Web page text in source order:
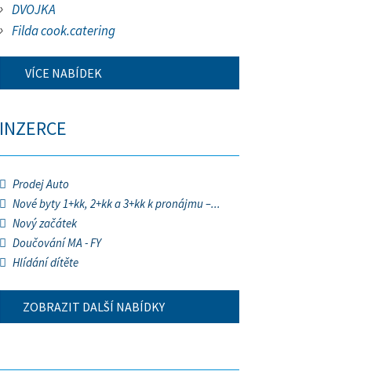
DVOJKA
Filda cook.catering
VÍCE NABÍDEK
INZERCE
Prodej Auto
Nové byty 1+kk, 2+kk a 3+kk k pronájmu –...
Nový začátek
Doučování MA - FY
Hlídání dítěte
ZOBRAZIT DALŠÍ NABÍDKY